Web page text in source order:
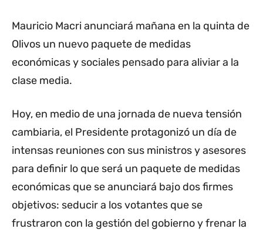
Mauricio Macri anunciará mañana en la quinta de
Olivos un nuevo paquete de medidas
económicas y sociales pensado para aliviar a la
clase media.
Hoy, en medio de una jornada de nueva tensión
cambiaria, el Presidente protagonizó un día de
intensas reuniones con sus ministros y asesores
para definir lo que será un paquete de medidas
económicas que se anunciará bajo dos firmes
objetivos: seducir a los votantes que se
frustraron con la gestión del gobierno y frenar la